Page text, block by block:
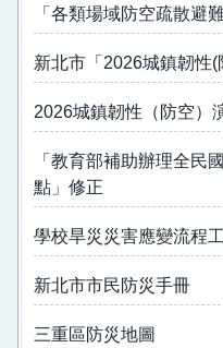
防震防災照片+影片區
學校防災組織計畫
「各類場域防空疏散避
新北市「2026城鎮韌性
2026城鎮韌性（防空）
「教育部補助辦理全民
點」修正
學校旱災災害應變流程
新北市市民防災手冊
三重區防災地圖